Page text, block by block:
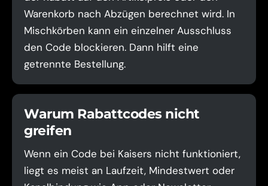
Warenkorb nach Abzügen berechnet wird. In
Mischkörben kann ein einzelner Ausschluss
den Code blockieren. Dann hilft eine
getrennte Bestellung.
Warum Rabattcodes nicht
greifen
Wenn ein Code bei Kaisers nicht funktioniert,
liegt es meist an Laufzeit, Mindestwert oder